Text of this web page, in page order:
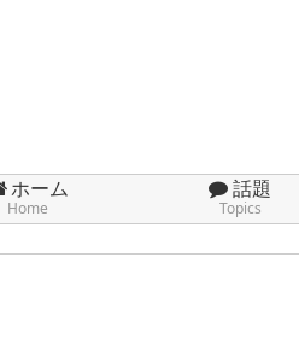
ホーム
Home
話題
Topics